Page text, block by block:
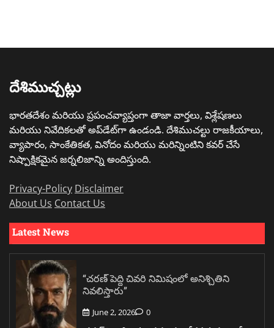
దేశిముచ్చట్లు
భారతదేశం మరియు ప్రపంచవ్యాప్తంగా తాజా వార్తలు, విశ్లేషణలు
మరియు నివేదికలతో అప్‌డేట్‌గా ఉండండి. దేశిముచల్టు రాజకీయాలు,
వ్యాపారం, సాంకేతికత, వినోదం మరియు మరిన్నింటిని కవర్ చేసే
నిష్పాక్షికమైన జర్నలిజాన్ని అందిస్తుంది.
Privacy-Policy Disclaimer
About Us Contact Us
Latest News
“చరణ్ పెద్ది చివరి నిమిషంలో అనిశ్చితిని
నివలిస్తారు”
June 2, 2026 0